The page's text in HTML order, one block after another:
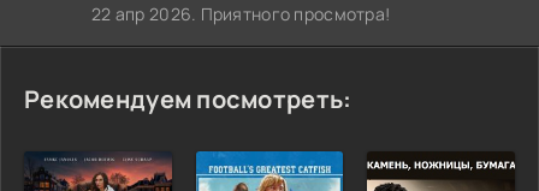
22 апр 2026. Приятного просмотра!
Рекомендуем посмотреть: